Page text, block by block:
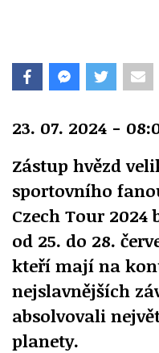
23. 07. 2024 -
Zástup hvězd
sportovního
Czech Tour 2024
od 25. do 28.
kteří mají na
nejslavnějších
absolvovali
planety.